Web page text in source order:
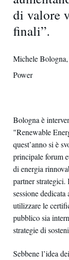
di valore
finali”.
Michele
Power
Bologna è
"Renewable
quest’anno si è
principale forum
di energia
partner strategici.
sessione
utilizzare le
pubblico sia
strategie di
Sebbene l’idea